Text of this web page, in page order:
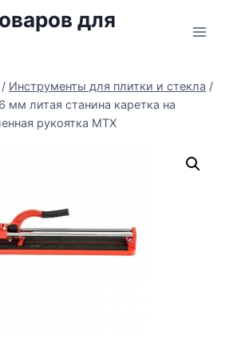
для
/ Инструменты для плитки и стекла /
мм литая станина каретка на
рукоятка MTX